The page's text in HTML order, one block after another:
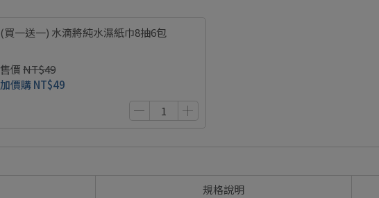
(買一送一) 水滴將純水濕紙巾8抽6包
售價NT$49
加價購NT$49
規格說明